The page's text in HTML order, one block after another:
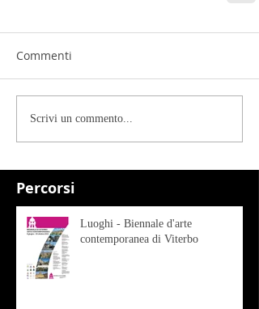
Percorsi
Commenti
Scrivi un commento...
Luoghi - Biennale d'arte
contemporanea di Viterbo